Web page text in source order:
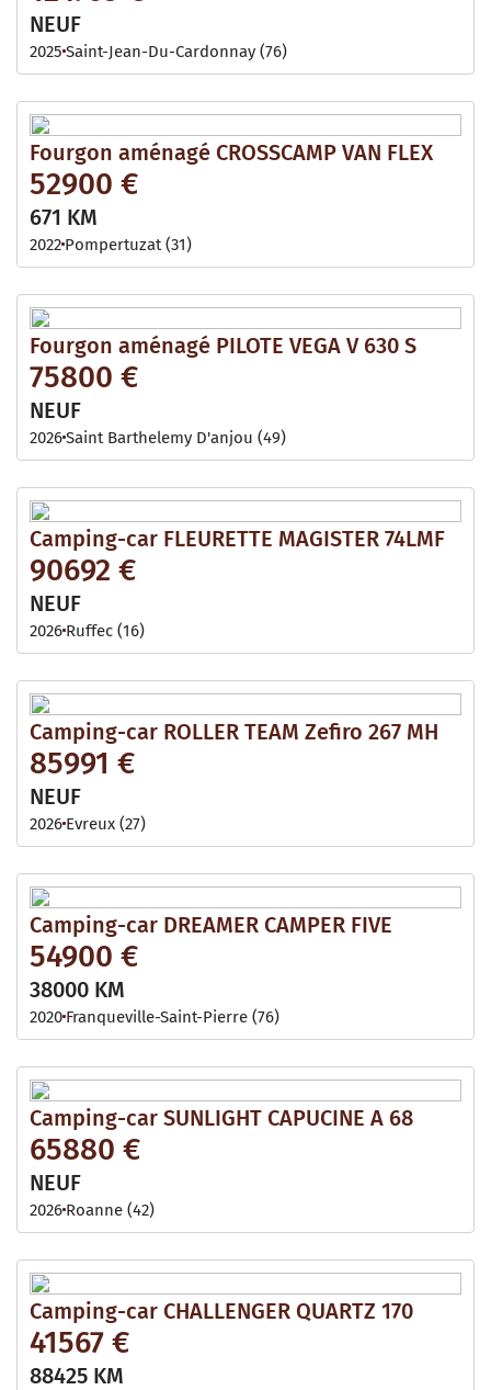
NEUF
2025 Saint-Jean-Du-Cardonnay (76)
Fourgon aménagé CROSSCAMP VAN FLEX
52900 €
671 KM
2022 Pompertuzat (31)
Fourgon aménagé PILOTE VEGA V 630 S
75800 €
NEUF
2026Saint Barthelemy D'anjou (49)
Camping-car FLEURETTE MAGISTER 74LMF
90692 €
NEUF
2026 Ruffec (16)
Camping-car ROLLER TEAM Zefiro 267 MH
85991 €
NEUF
2026 Evreux (27)
Camping-car DREAMER CAMPER FIVE
54900 €
38000 KM
2020 Franqueville-Saint-Pierre (76)
Camping-car SUNLIGHT CAPUCINE A 68
65880 €
NEUF
2026 Roanne (42)
Camping-car CHALLENGER QUARTZ 170
41567 €
88425 KM